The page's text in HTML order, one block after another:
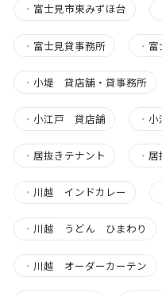
・ 富士見市東みずほ台
・ 富士見貸事務所 ・ 富
・ 小堤 貸店舗・貸事務所
・ 小江戸 貸店舗 ・小
・ 居抜きテナント ・居
・ 川越 インドカレー
・ 川越 うどん ひまわり
・ 川越 オーダーカーテン